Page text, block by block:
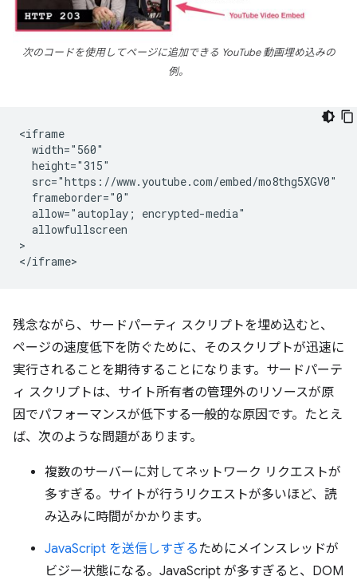
次のコードを使用してページに追加できる YouTube 動画埋め込みの
例。
<iframe
  width="560"
  height="315"
  src="https://www.youtube.com/embed/mo8thg5XGV0"
  frameborder="0"
  allow="autoplay; encrypted-media"
  allowfullscreen
>
残念ながら、サードパーティ スクリプトを埋め込むと、
ページの速度低下を防ぐために、そのスクリプトが迅速に
実行されることを期待することになります。サードパーテ
ィ スクリプトは、サイト所有者の管理外のリソースが原
因でパフォーマンスが低下する一般的な原因です。たとえ
ば、次のような問題があります。
複数のサーバーに対してネットワーク リクエストが
多すぎる。サイトが行うリクエストが多いほど、読
み込みに時間がかかります。
JavaScript を送信しすぎる ためにメインスレッドが
ビジー状態になる。JavaScript が多すぎると、DOM